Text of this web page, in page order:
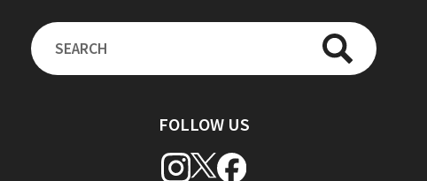
FOLLOW US